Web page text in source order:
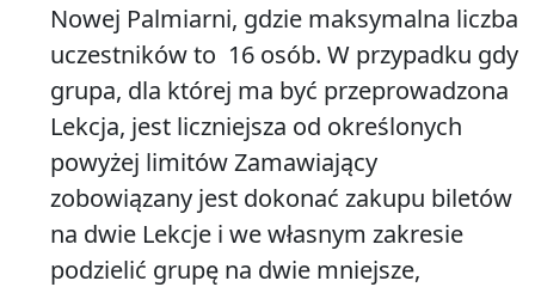
Nowej Palmiarni, gdzie maksymalna liczba
uczestników to 16 osób. W przypadku gdy
grupa, dla której ma być przeprowadzona
Lekcja, jest liczniejsza od określonych
powyżej limitów Zamawiający
zobowiązany jest dokonać zakupu biletów
na dwie Lekcje i we własnym zakresie
podzielić grupę na dwie mniejsze,